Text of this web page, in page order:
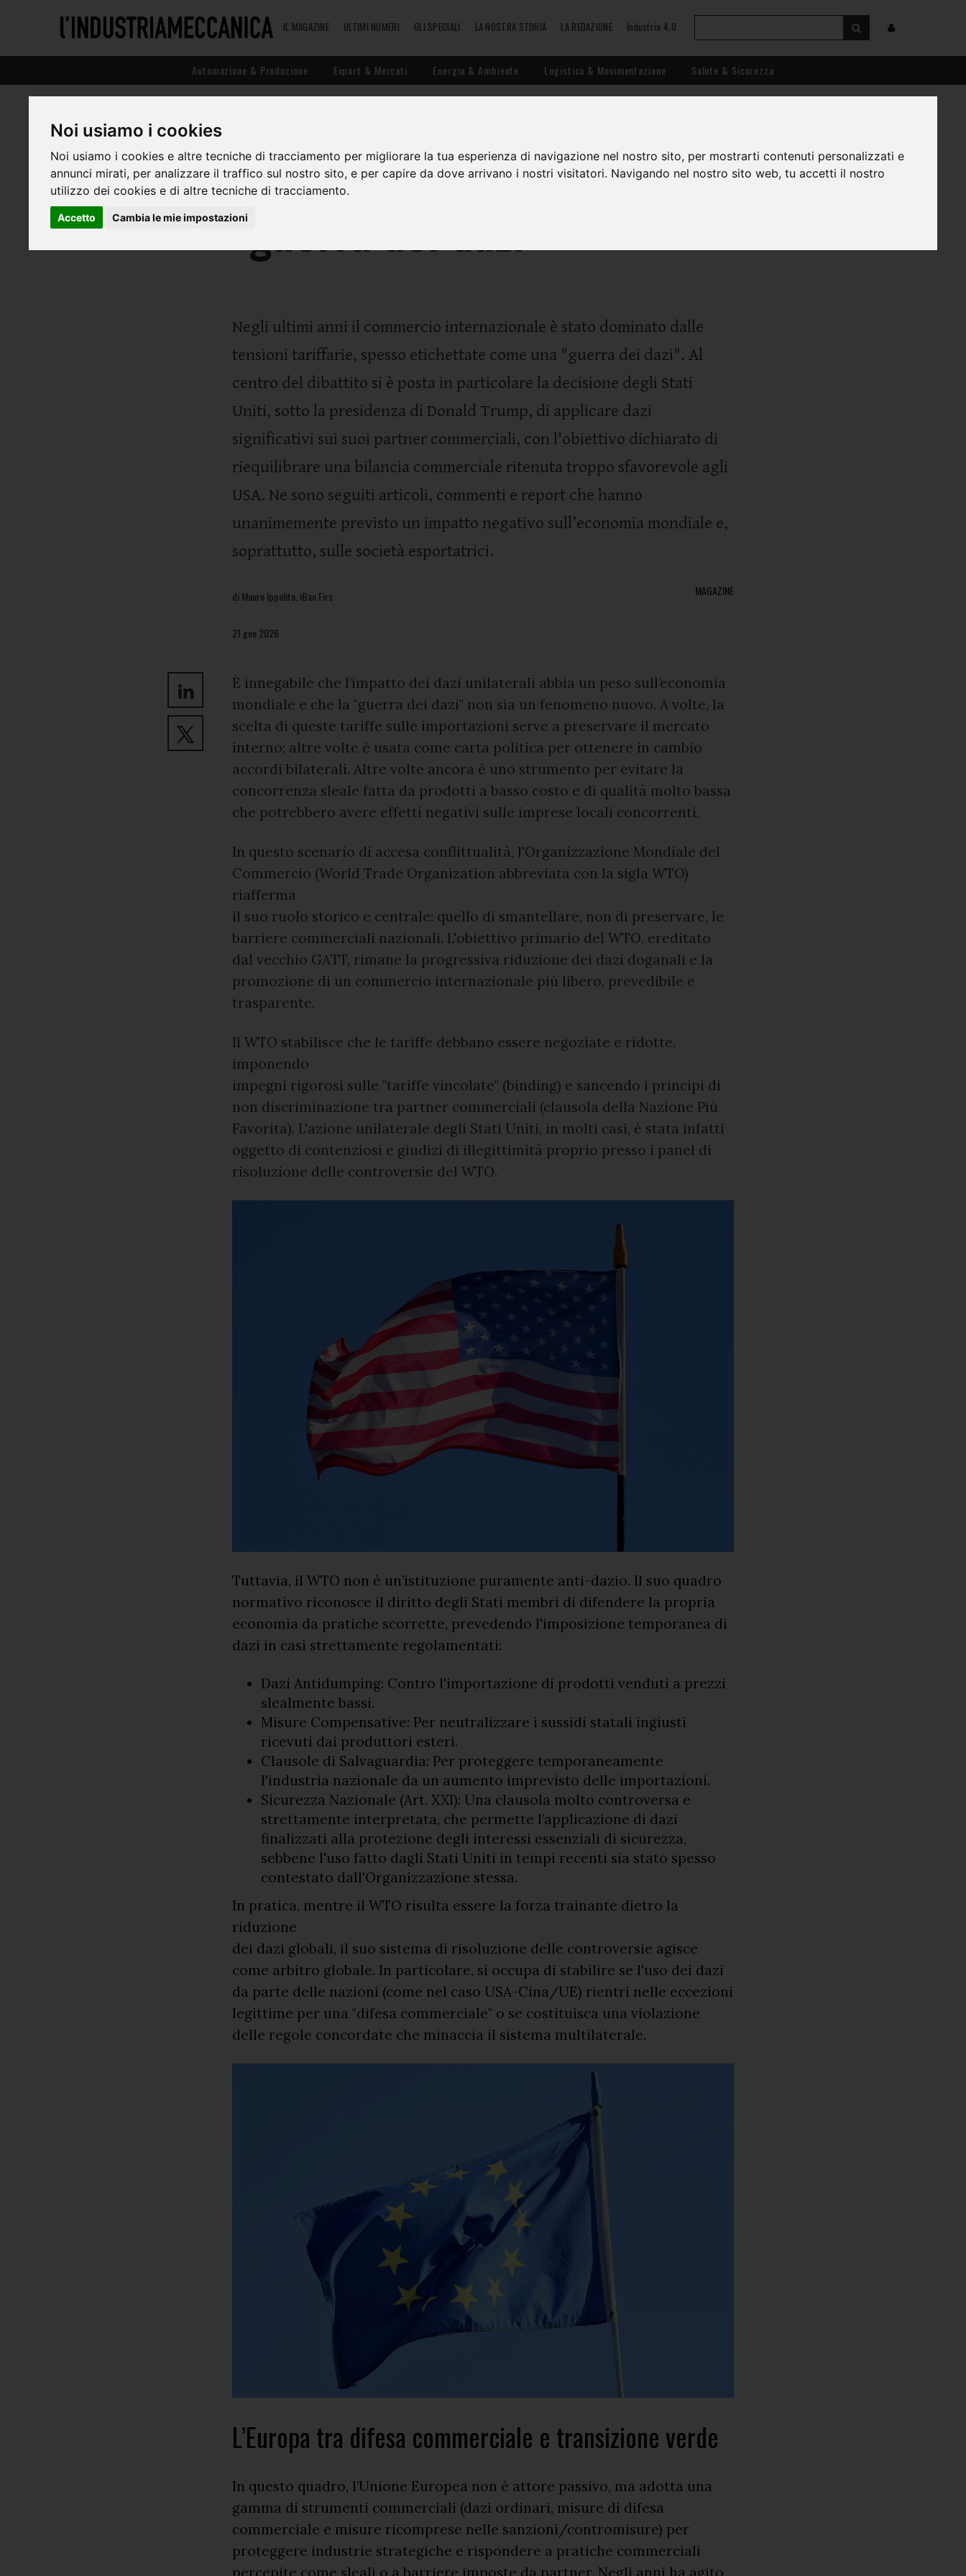
Noi usiamo i cookies
Noi usiamo i cookies e altre tecniche di tracciamento per migliorare la tua esperienza di navigazione nel nostro sito, per mostrarti contenuti personalizzati e
annunci mirati, per analizzare il traffico sul nostro sito, e per capire da dove arrivano i nostri visitatori. Navigando nel nostro sito web, tu accetti il nostro
utilizzo dei cookies e di altre tecniche di tracciamento.
Accetto Cambia le mie impostazioni
IL MAGAZINE ULTIMI NUMERI GLI SPECIALI LA NOSTRA STORIA LA REDAZIONE Industria 4.0
Automazione & Produzione Export & Mercati Energia & Ambiente Logistica & Movimentazione Salute & Sicurezza
Il ruolo del WTO nella
“guerra dei dazi”
Negli ultimi anni il commercio internazionale è stato dominato dalle
tensioni tariffarie, spesso etichettate come una "guerra dei dazi". Al
centro del dibattito si è posta in particolare la decisione degli Stati
Uniti, sotto la presidenza di Donald Trump, di applicare dazi
significativi sui suoi partner commerciali, con l'obiettivo dichiarato di
riequilibrare una bilancia commerciale ritenuta troppo sfavorevole agli
USA. Ne sono seguiti articoli, commenti e report che hanno
unanimemente previsto un impatto negativo sull’economia mondiale e,
soprattutto, sulle società esportatrici.
di Mauro Ippolito, iBan Firs MAGAZINE
21 gen 2026
È innegabile che l’impatto dei dazi unilaterali abbia un peso sull’economia
mondiale e che la "guerra dei dazi" non sia un fenomeno nuovo. A volte, la
scelta di queste tariffe sulle importazioni serve a preservare il mercato
interno; altre volte è usata come carta politica per ottenere in cambio
accordi bilaterali. Altre volte ancora è uno strumento per evitare la
concorrenza sleale fatta da prodotti a basso costo e di qualità molto bassa
che potrebbero avere effetti negativi sulle imprese locali concorrenti.
In questo scenario di accesa conflittualità, l'Organizzazione Mondiale del
Commercio (World Trade Organization abbreviata con la sigla WTO)
riafferma
il suo ruolo storico e centrale: quello di smantellare, non di preservare, le
barriere commerciali nazionali. L'obiettivo primario del WTO, ereditato
dal vecchio GATT, rimane la progressiva riduzione dei dazi doganali e la
promozione di un commercio internazionale più libero, prevedibile e
trasparente.
Il WTO stabilisce che le tariffe debbano essere negoziate e ridotte,
imponendo
impegni rigorosi sulle "tariffe vincolate" (binding) e sancendo i principi di
non discriminazione tra partner commerciali (clausola della Nazione Più
Favorita). L'azione unilaterale degli Stati Uniti, in molti casi, è stata infatti
oggetto di contenziosi e giudizi di illegittimità proprio presso i panel di
risoluzione delle controversie del WTO.
Tuttavia, il WTO non è un’istituzione puramente anti-dazio. Il suo quadro
normativo riconosce il diritto degli Stati membri di difendere la propria
economia da pratiche scorrette, prevedendo l'imposizione temporanea di
dazi in casi strettamente regolamentati:
Dazi Antidumping: Contro l'importazione di prodotti venduti a prezzi
slealmente bassi.
Misure Compensative: Per neutralizzare i sussidi statali ingiusti
ricevuti dai produttori esteri.
Clausole di Salvaguardia: Per proteggere temporaneamente
l'industria nazionale da un aumento imprevisto delle importazioni.
Sicurezza Nazionale (Art. XXI): Una clausola molto controversa e
strettamente interpretata, che permette l’applicazione di dazi
finalizzati alla protezione degli interessi essenziali di sicurezza,
sebbene l'uso fatto dagli Stati Uniti in tempi recenti sia stato spesso
contestato dall'Organizzazione stessa.
In pratica, mentre il WTO risulta essere la forza trainante dietro la
riduzione
dei dazi globali, il suo sistema di risoluzione delle controversie agisce
come arbitro globale. In particolare, si occupa di stabilire se l'uso dei dazi
da parte delle nazioni (come nel caso USA-Cina/UE) rientri nelle eccezioni
legittime per una "difesa commerciale" o se costituisca una violazione
delle regole concordate che minaccia il sistema multilaterale.
L’Europa tra difesa commerciale e transizione verde
In questo quadro, l’Unione Europea non è attore passivo, ma adotta una
gamma di strumenti commerciali (dazi ordinari, misure di difesa
commerciale e misure ricomprese nelle sanzioni/contromisure) per
proteggere industrie strategiche e rispondere a pratiche commerciali
percepite come sleali o a barriere imposte da partner. Negli anni ha agito